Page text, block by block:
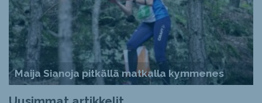
Maija Sianoja pitkällä matkalla kymmenes